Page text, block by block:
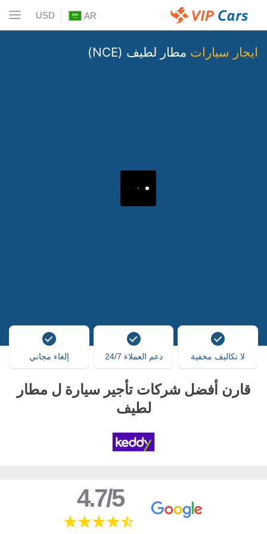
AR
USD
ايجار سيارات مطار لطيف (NCE)
لا تكاليف مخفية دعم العملاء 24/7 إلغاء مجاني
قارن أفضل شركات تأجير سيارة ل مطار
لطيف
4.7/5